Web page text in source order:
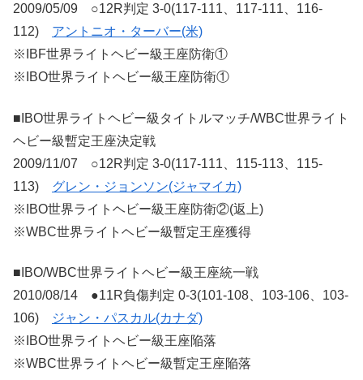
2009/05/09 ○12R判定 3-0(117-111、117-111、116-
112) アントニオ・ターバー(米)
※IBF世界ライトヘビー級王座防衛①
※IBO世界ライトヘビー級王座防衛①
■IBO世界ライトヘビー級タイトルマッチ/WBC世界ライト
ヘビー級暫定王座決定戦
2009/11/07 ○12R判定 3-0(117-111、115-113、115-
113) グレン・ジョンソン(ジャマイカ)
※IBO世界ライトヘビー級王座防衛②(返上)
※WBC世界ライトヘビー級暫定王座獲得
■IBO/WBC世界ライトヘビー級王座統一戦
2010/08/14 ●11R負傷判定 0-3(101-108、103-106、103-
106)
ジャン・パスカル(カナダ)
※IBO世界ライトヘビー級王座陥落
※WBC世界ライトヘビー級暫定王座陥落